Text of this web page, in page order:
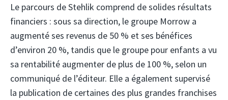
Le parcours de Stehlik comprend de solides résultats
financiers : sous sa direction, le groupe Morrow a
augmenté ses revenus de 50 % et ses bénéfices
d’environ 20 %, tandis que le groupe pour enfants a vu
sa rentabilité augmenter de plus de 100 %, selon un
communiqué de l’éditeur. Elle a également supervisé
la publication de certaines des plus grandes franchises